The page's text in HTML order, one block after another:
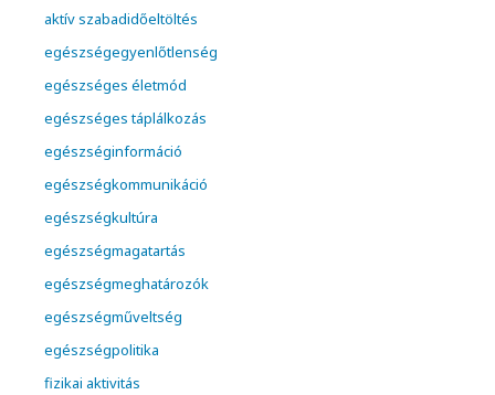
aktív szabadidőeltöltés
egészségegyenlőtlenség
egészséges életmód
egészséges táplálkozás
egészséginformáció
egészségkommunikáció
egészségkultúra
egészségmagatartás
egészségmeghatározók
egészségműveltség
egészségpolitika
fizikai aktivitás